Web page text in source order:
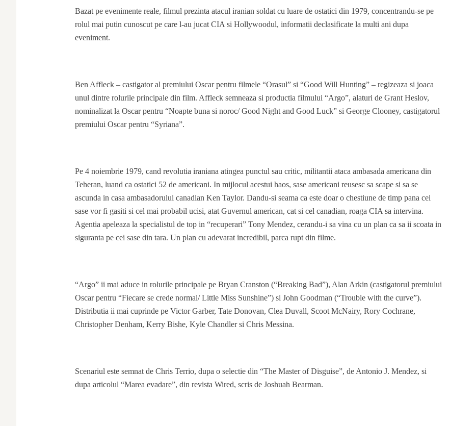
Bazat pe evenimente reale, filmul prezinta atacul iranian soldat cu luare de ostatici din 1979, concentrandu-se pe
rolul mai putin cunoscut pe care l-au jucat CIA si Hollywoodul, informatii declasificate la multi ani dupa
eveniment.
Ben Affleck – castigator al premiului Oscar pentru filmele “Orasul” si “Good Will Hunting” – regizeaza si joaca
unul dintre rolurile principale din film. Affleck semneaza si productia filmului “Argo”, alaturi de Grant Heslov,
nominalizat la Oscar pentru “Noapte buna si noroc/ Good Night and Good Luck” si George Clooney, castigatorul
premiului Oscar pentru “Syriana”.
Pe 4 noiembrie 1979, cand revolutia iraniana atingea punctul sau critic, militantii ataca ambasada americana din
Teheran, luand ca ostatici 52 de americani. In mijlocul acestui haos, sase americani reusesc sa scape si sa se
ascunda in casa ambasadorului canadian Ken Taylor. Dandu-si seama ca este doar o chestiune de timp pana cei
sase vor fi gasiti si cel mai probabil ucisi, atat Guvernul american, cat si cel canadian, roaga CIA sa intervina.
Agentia apeleaza la specialistul de top in “recuperari” Tony Mendez, cerandu-i sa vina cu un plan ca sa ii scoata in
siguranta pe cei sase din tara. Un plan cu adevarat incredibil, parca rupt din filme.
“Argo” ii mai aduce in rolurile principale pe Bryan Cranston (“Breaking Bad”), Alan Arkin (castigatorul premiului
Oscar pentru “Fiecare se crede normal/ Little Miss Sunshine”) si John Goodman (“Trouble with the curve”).
Distributia ii mai cuprinde pe Victor Garber, Tate Donovan, Clea Duvall, Scoot McNairy, Rory Cochrane,
Christopher Denham, Kerry Bishe, Kyle Chandler si Chris Messina.
Scenariul este semnat de Chris Terrio, dupa o selectie din “The Master of Disguise”, de Antonio J. Mendez, si
dupa articolul “Marea evadare”, din revista Wired, scris de Joshuah Bearman.